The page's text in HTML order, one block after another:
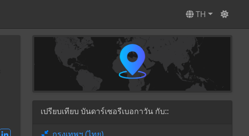
TH
เปรียบเทียบ บันดาร์เซอรีเบอกาวัน กับ::